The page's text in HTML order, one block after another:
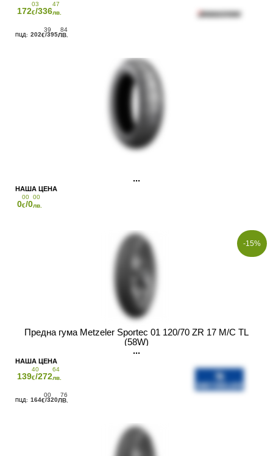
172
03
€/336
47
лв.
202
39
€/395
84
ЛВ.
0
00
€/0
00
лв.
-15%
Предна гума Metzeler Sportec 01 120/70 ZR 17 M/C TL
(58W)
139
40
€/272
64
лв.
164
00
€/320
76
ЛВ.